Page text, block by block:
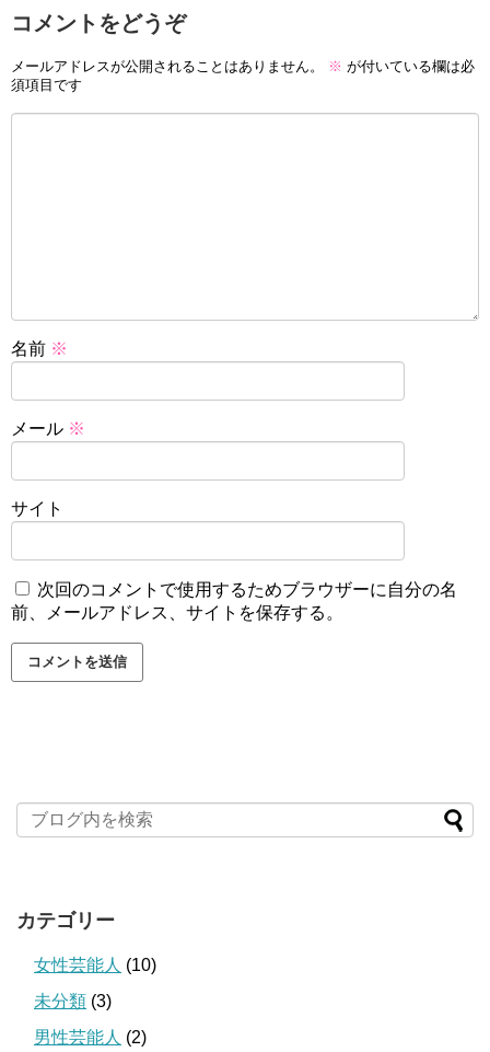
コメントをどうぞ
メールアドレスが公開されることはありません。 ※ が付いている欄は必
須項目です
名前 ※
メール ※
サイト
次回のコメントで使用するためブラウザーに自分の名
前、メールアドレス、サイトを保存する。
カテゴリー
女性芸能人 (10)
未分類 (3)
男性芸能人 (2)